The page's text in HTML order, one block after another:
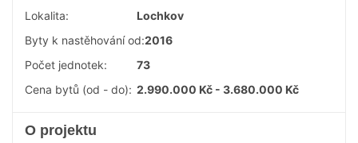
Lokalita:
Lochkov
Byty k nastěhování od:2016
Počet jednotek:
73
Cena bytů (od - do): 2.990.000 Kč - 3.680.000 Kč
O projektu